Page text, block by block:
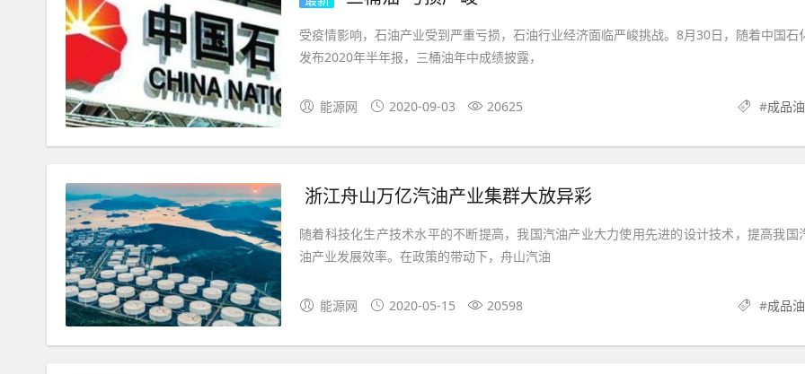
受疫情影响，石油产业受到严重亏损，石油行业经济面临严峻挑战。8月30日，随着中国石
发布2020年半年报，三桶油年中成绩披露，
能源网 2020-09-03 20625 #成品油
浙江舟山万亿汽油产业集群大放异彩
随着科技化生产技术水平的不断提高，我国汽油产业大力使用先进的设计技术，提高我国
油产业发展效率。在政策的带动下，舟山汽油
能源网 2020-05-15 20598 #成品油